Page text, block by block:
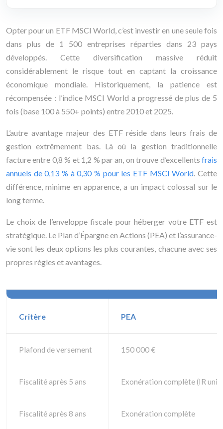
Opter pour un ETF MSCI World, c’est investir en une seule fois
dans plus de 1 500 entreprises réparties dans 23 pays
développés. Cette diversification massive réduit
considérablement le risque tout en captant la croissance
économique mondiale. Historiquement, la patience est
récompensée : l’indice MSCI World a progressé de plus de 5
fois (base 100 à 550+ points) entre 2010 et 2025.
L’autre avantage majeur des ETF réside dans leurs frais de
gestion extrêmement bas. Là où la gestion traditionnelle
facture entre 0,8 % et 1,2 % par an, on trouve d’excellents frais
annuels de 0,13 % à 0,30 % pour les ETF MSCI World. Cette
différence, minime en apparence, a un impact colossal sur le
long terme.
Le choix de l’enveloppe fiscale pour héberger votre ETF est
stratégique. Le Plan d’Épargne en Actions (PEA) et l’assurance-
vie sont les deux options les plus courantes, chacune avec ses
propres règles et avantages.
Critère PEA
Plafond de versement 150 000 €
Fiscalité après 5 ans Exonération complète (IR
Fiscalité après 8 ans Exonération complète